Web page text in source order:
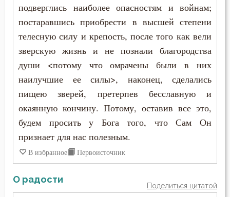
Смерть
Смерть душевная
Смысл жизни
Снисхождение
Соблазн
Совершенство
Совесть
подверглись наиболее опасностям и войнам;
постаравшись приобрести в высшей степени
телесную силу и крепость, после того как вели
зверскую жизнь и не познали благородства
души <потому что омрачены были в них
наилучшие ее силы>, наконец, сделались
пищею зверей, претерпев бесславную и
окаянную кончину. Потому, оставив все это,
будем просить у Бога того, что Сам Он
признает для нас полезным.
В избранное Первоисточник
О радости
Поделиться цитатой